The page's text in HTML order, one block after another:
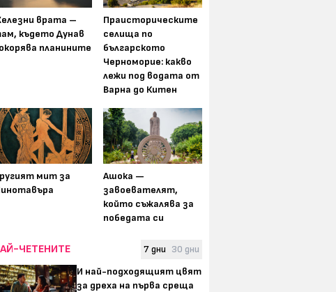
врата –
където Дунав
планините
Праисторическите
селища по
българското
Черноморие: какво
лежи под водата от
Варна до Китен
мит за
Ашока —
завоевателят,
който съжалява за
победата си
ЧЕТЕНИТЕ 7 дни 30 дни
И най-подходящият цвят
за дреха на първа среща